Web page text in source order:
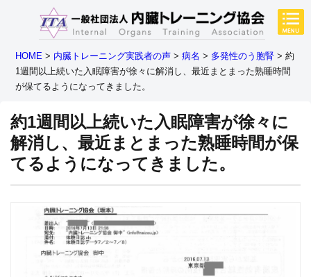
HOME > 内臓トレーニング実践者の声 >病名 > 多発性のう胞腎 >約
1週間以上続いた入眠障害が徐々に解消し、最近まとまった熟睡時間
が保てるようになってきました。
約1週間以上続いた入眠障害が徐々に
解消し、最近まとまった熟睡時間が保
てるようになってきました。